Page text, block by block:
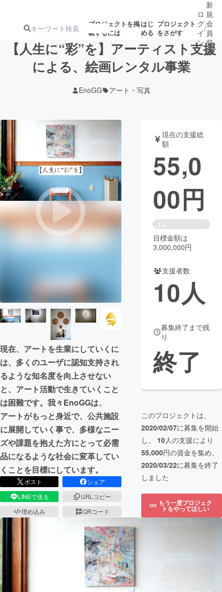
プロジェクトを掲
載するには
はじ
める
プロジェクト
をさがす
ジェクト
募集終了が近いプ
ロジェクト
アート・写真 音楽
テクノロジー・ガジェット ゲーム・
映像・映画 書籍・雑誌
ビジネス・起業 チャレンジ
CAMPFIRE Creation
CAMPFIREふるさと納税
コミュニティ
ロ
グ
イ
ン
/
新
規
会
員
登
録
【人生に“彩”を】アーティスト支援
による、絵画レンタル事業
EnoGG アート・写真
現在、アートを生業にしていくに
は、多くのユーザに認知支持され
るような知名度を向上させない
と、アート活動で生きていくこと
は困難です。我々EnoGGは、
アートがもっと身近で、公共施設
に展開していく事で、多様なニー
ズや課題を抱えた方にとって必需
品になるような社会に変革してい
くことを目標にしています。
ポスト
シェア
LINEで送る
URLコピー
埋め込み
QRコード
現在の支援総
額
55,0
00円
1%
目標金額は
3,000,000円
支援者数
10人
募集終了まで残
り
終了
このプロジェクトは、
2020/02/07に募集を開始
し、 10人の支援により
55,000円の資金を集め、
2020/03/22に募集を終了
しました
もう一度プロジェク
トをやってほしい